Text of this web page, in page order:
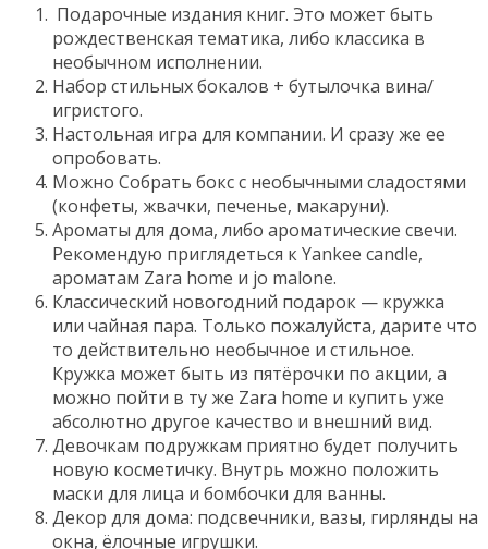
Подарочные издания книг. Это может быть
рождественская тематика, либо классика в
необычном исполнении.
Набор стильных бокалов + бутылочка вина/
игристого.
Настольная игра для компании. И сразу же ее
опробовать.
Можно Собрать бокс с необычными сладостями
(конфеты, жвачки, печенье, макаруни).
Ароматы для дома, либо ароматические свечи.
Рекомендую приглядеться к Yankee candle,
ароматам Zara home и jo malone.
Классический новогодний подарок — кружка
или чайная пара. Только пожалуйста, дарите что
то действительно необычное и стильное.
Кружка может быть из пятёрочки по акции, а
можно пойти в ту же Zara home и купить уже
абсолютно другое качество и внешний вид.
Девочкам подружкам приятно будет получить
новую косметичку. Внутрь можно положить
маски для лица и бомбочки для ванны.
Декор для дома: подсвечники, вазы, гирлянды на
окна, ёлочные игрушки.